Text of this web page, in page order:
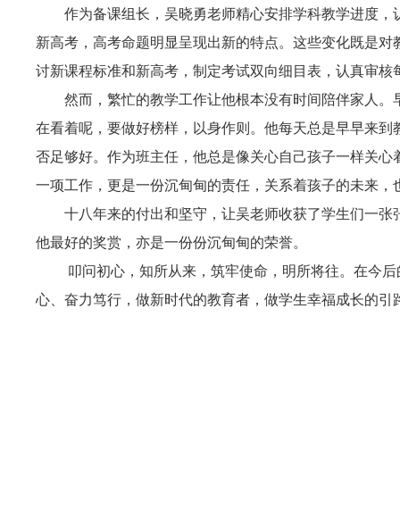
作为备课组长，吴晓勇老师精心安排学科教学进度
新高考，高考命题明显呈现出新的特点。这些变化既是
讨新课程标准和新高考，制定考试双向细目表，认真审
然而，繁忙的教学工作让他根本没有时间陪伴家人
在看着呢，要做好榜样，以身作则。他每天总是早早来
否足够好。作为班主任，他总是像关心自己孩子一样关
一项工作，更是一份沉甸甸的责任，关系着孩子的未来，
十八年来的付出和坚守，让吴老师收获了学生们一
他最好的奖赏，亦是一份份沉甸甸的荣誉。
叩问初心，知所从来，筑牢使命，明所将往。在今
心、奋力笃行，做新时代的教育者，做学生幸福成长的引